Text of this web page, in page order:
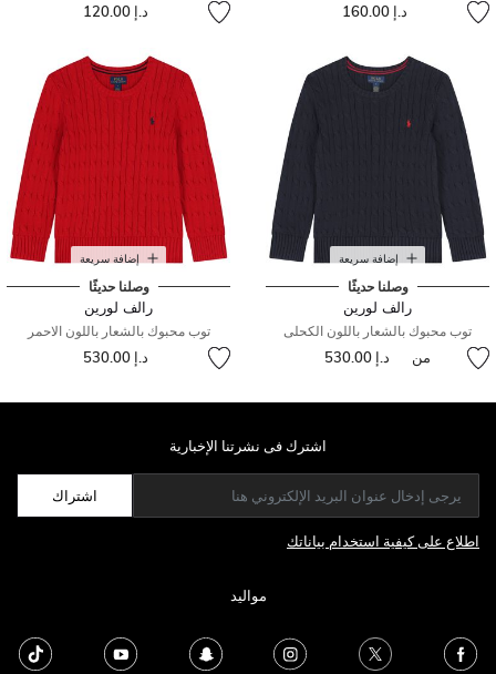
د.إ 160.00 د.إ 120.00
إضافة سريعة
وصلنا حديثًا
رالف لورين
توب محبوك بالشعار باللون الكحلى
من د.إ 530.00
إضافة سريعة
وصلنا حديثًا
رالف لورين
توب محبوك بالشعار باللون الاحمر
د.إ 530.00
اشترك فى نشرتنا الإخبارية
اشتراك
اطلاع على كيفية استخدام بياناتك
مواليد